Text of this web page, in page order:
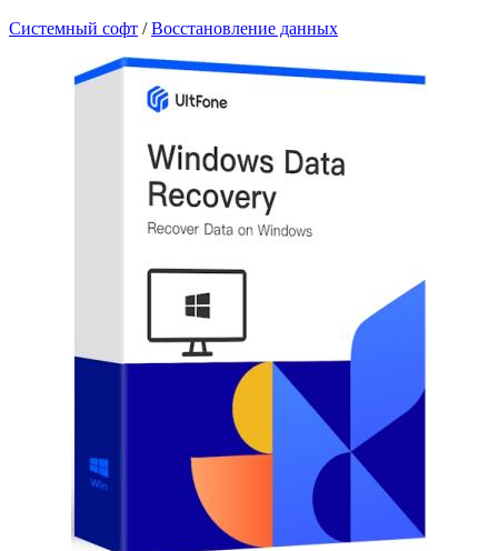
Системный софт /Восстановление данных